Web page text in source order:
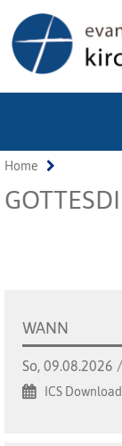
Home
WANN
So, 09.08.2026
ICS Download